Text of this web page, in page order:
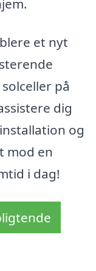
et nyt
på
dig
og
mod en
i dag!